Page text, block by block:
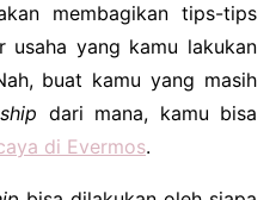
membagikan tips-tips
yang kamu lakukan
buat kamu yang masih
dari mana, kamu bisa
di Evermos.